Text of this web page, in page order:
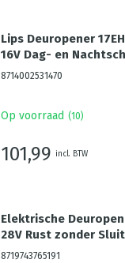
Lips Deuropener
16V Dag- en
8714002531470
Op voorraad (10)
101,99 incl. BTW
Elektrische
28V Rust zonder
8719743765191